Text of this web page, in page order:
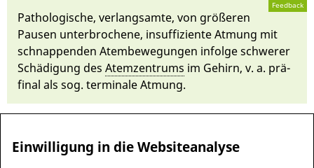
Feedback
Pathologische, ver­langsamte, von größe­ren
Pausen un­terbro­che­ne, in­suffiziente At­mung mit
schnappenden Atembewegungen in­folge schwerer
Schädi­gung des Atem­zentrums im Gehirn, v. a. prä­
fi­nal als sog. termina­le At­mung.
Einwilligung in die Websiteanalyse